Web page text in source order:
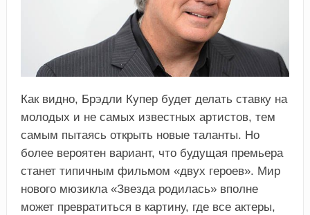
Как видно, Брэдли Купер будет делать ставку на
молодых и не самых известных артистов, тем
самым пытаясь открыть новые таланты. Но
более вероятен вариант, что будущая премьера
станет типичным фильмом «двух героев». Мир
нового мюзикла «Звезда родилась» вполне
может превратиться в картину, где все актеры,